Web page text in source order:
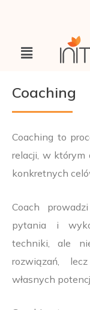
treściMain
Coaching
Coaching to
relacji, w którym
konkretnych
Coach
pytania i
techniki, ale
rozwiązań,
własnych